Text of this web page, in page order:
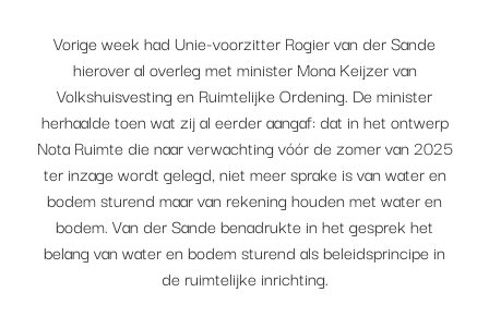
Vorige week had Unie-voorzitter Rogier van der Sande
hierover al overleg met minister Mona Keijzer van
Volkshuisvesting en Ruimtelijke Ordening. De minister
herhaalde toen wat zij al eerder aangaf: dat in het ontwerp
Nota Ruimte die naar verwachting vóór de zomer van 2025
ter inzage wordt gelegd, niet meer sprake is van water en
bodem sturend maar van rekening houden met water en
bodem. Van der Sande benadrukte in het gesprek het
belang van water en bodem sturend als beleidsprincipe in
de ruimtelijke inrichting.